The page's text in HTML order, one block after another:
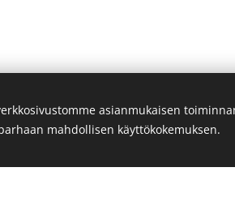
asianmukaisen
mahdollisen käyttökokemuksen.